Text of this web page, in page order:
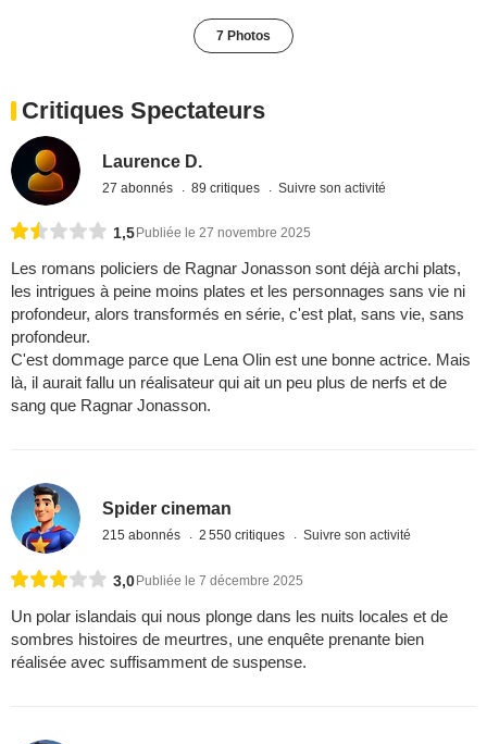
7 Photos
Critiques Spectateurs
Laurence D.
27 abonnés 89 critiques Suivre son activité
1,5 Publiée le 27 novembre 2025
Les romans policiers de Ragnar Jonasson sont déjà archi plats,
les intrigues à peine moins plates et les personnages sans vie ni
profondeur, alors transformés en série, c'est plat, sans vie, sans
profondeur.
C'est dommage parce que Lena Olin est une bonne actrice. Mais
là, il aurait fallu un réalisateur qui ait un peu plus de nerfs et de
sang que Ragnar Jonasson.
Spider cineman
215 abonnés 2 550 critiques Suivre son activité
3,0Publiée le 7 décembre 2025
Un polar islandais qui nous plonge dans les nuits locales et de
sombres histoires de meurtres, une enquête prenante bien
réalisée avec suffisamment de suspense.